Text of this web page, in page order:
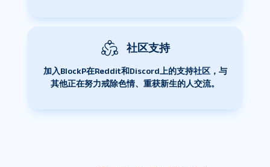
社区支持
加入BlockP在Reddit和Discord上的支持社区，与
其他正在努力戒除色情、重获新生的人交流。